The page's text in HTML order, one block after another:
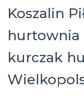
Koszalin
hurtownia
kurczak